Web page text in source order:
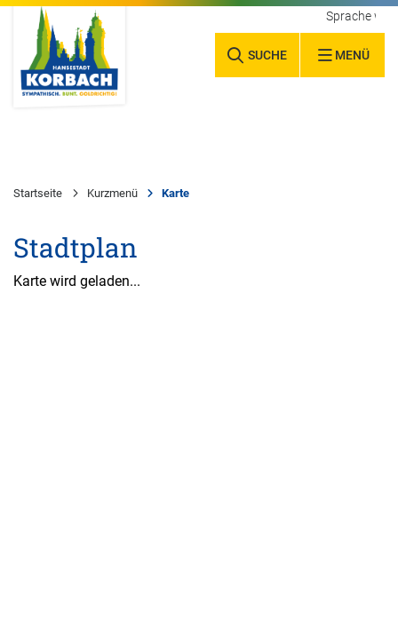
SUCHE MENÜ
Sprache
Startseite Kurzmenü Karte
Stadtplan
Karte wird geladen...